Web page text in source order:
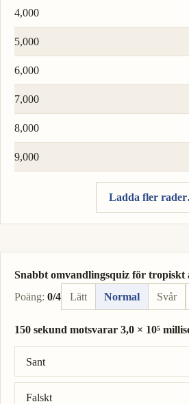
4,000
5,000
6,000
7,000
8,000
9,000
Ladda fler
Snabbt omvandlingsquiz för tropiskt
Poäng: 0/4 Lätt Normal Svår
150 sekund motsvarar 3,0 × 10⁵
Sant
Falskt
Rätt svar: 150 sekund = 1,5 × 10⁵